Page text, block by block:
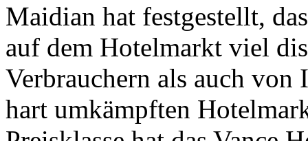
Maidian hat festgestellt,
auf dem Hotelmarkt viel
Verbrauchern als auch
hart umkämpften